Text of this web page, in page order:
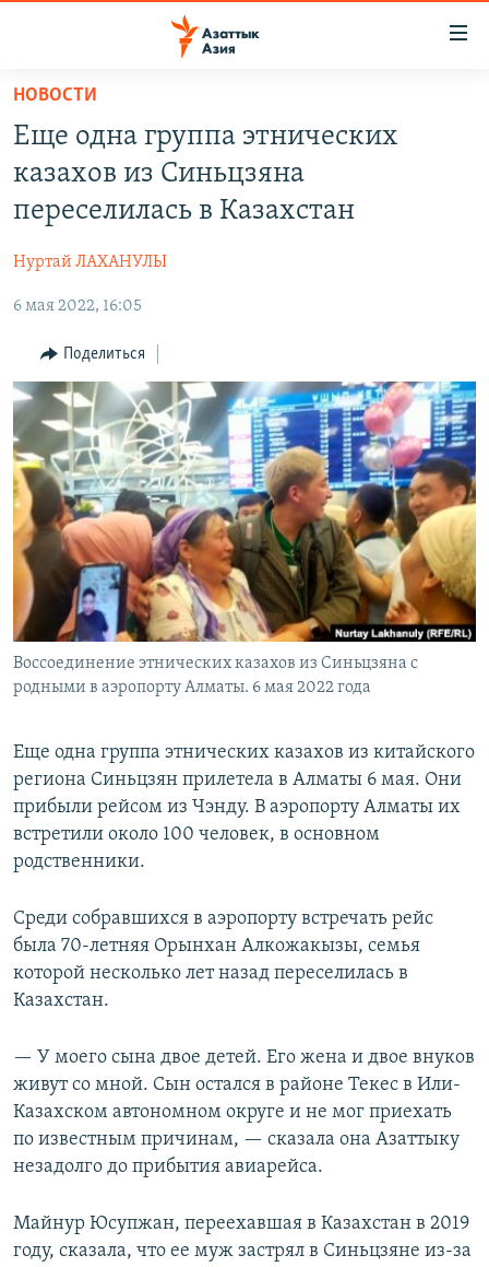
Вернуться
основному
содержанию
главной
навигации
Вернутся
поиску
ТАДЖИКИСТАН
НОВОСТИ
ҚАЗАҚША
КЫРГЫЗЧА
ЎЗБЕКЧА
ТОҶИКӢ
TÜRKMENÇE
Все сайты РСЕ/РС
НОВОСТИ
Еще одна группа этнических
казахов из Синьцзяна
переселилась в Казахстан
Нуртай ЛАХАНУЛЫ
6 мая 2022, 16:05
Поделиться
Воссоединение этнических казахов из Синьцзяна с
родными в аэропорту Алматы. 6 мая 2022 года
Еще одна группа этнических казахов из китайского
региона Синьцзян прилетела в Алматы 6 мая. Они
прибыли рейсом из Чэнду. В аэропорту Алматы их
встретили около 100 человек, в основном
родственники.
Среди собравшихся в аэропорту встречать рейс
была 70-летняя Орынхан Алкожакызы, семья
которой несколько лет назад переселилась в
Казахстан.
— У моего сына двое детей. Его жена и двое внуков
живут со мной. Сын остался в районе Текес в Или-
Казахском автономном округе и не мог приехать
по известным причинам, — сказала она Азаттыку
незадолго до прибытия авиарейса.
Майнур Юсупжан, переехавшая в Казахстан в 2019
году, сказала, что ее муж застрял в Синьцзяне из-за